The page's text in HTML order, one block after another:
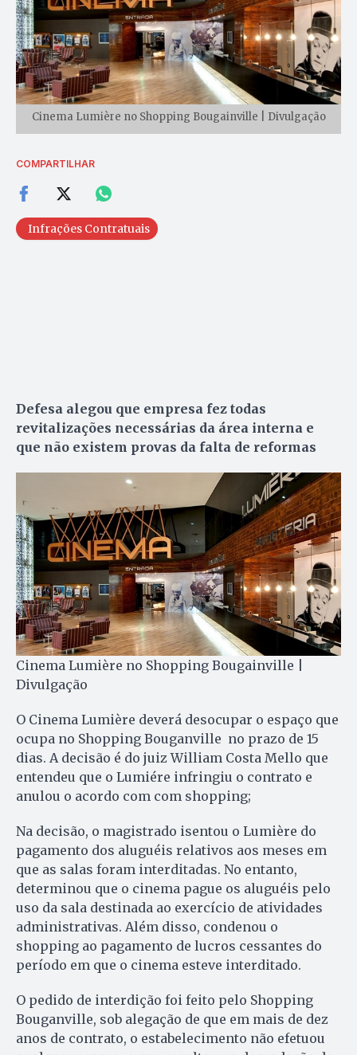
Cinema Lumière no Shopping Bougainville | Divulgação
COMPARTILHAR
Infrações Contratuais
Defesa alegou que empresa fez todas
revitalizações necessárias da área interna e
que não existem provas da falta de reformas
Cinema Lumière no Shopping Bougainville |
Divulgação
O Cinema Lumière deverá desocupar o espaço que
ocupa no Shopping Bouganville no prazo de 15
dias. A decisão é do juiz William Costa Mello que
entendeu que o Lumiére infringiu o contrato e
anulou o acordo com com shopping;
Na decisão, o magistrado isentou o Lumière do
pagamento dos aluguéis relativos aos meses em
que as salas foram interditadas. No entanto,
determinou que o cinema pague os aluguéis pelo
uso da sala destinada ao exercício de atividades
administrativas. Além disso, condenou o
shopping ao pagamento de lucros cessantes do
período em que o cinema esteve interditado.
O pedido de interdição foi feito pelo Shopping
Bouganville, sob alegação de que em mais de dez
anos de contrato, o estabelecimento não efetuou